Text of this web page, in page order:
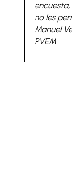
no les
Manuel
PVEM